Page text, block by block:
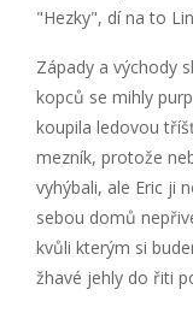
"Hezky", dí na to
Západy a východy
kopců se mihly
koupila ledovou
mezník, protože
vyhýbali, ale Eric ji
sebou domů
kvůli kterým si
žhavé jehly do řiti